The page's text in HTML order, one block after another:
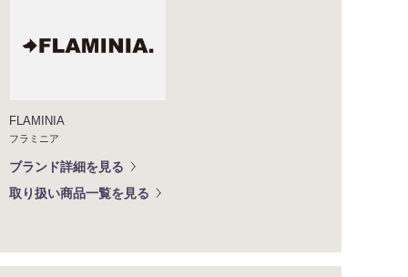
FLAMINIA
フラミニア
ブランド詳細を見る
取り扱い商品一覧を見る